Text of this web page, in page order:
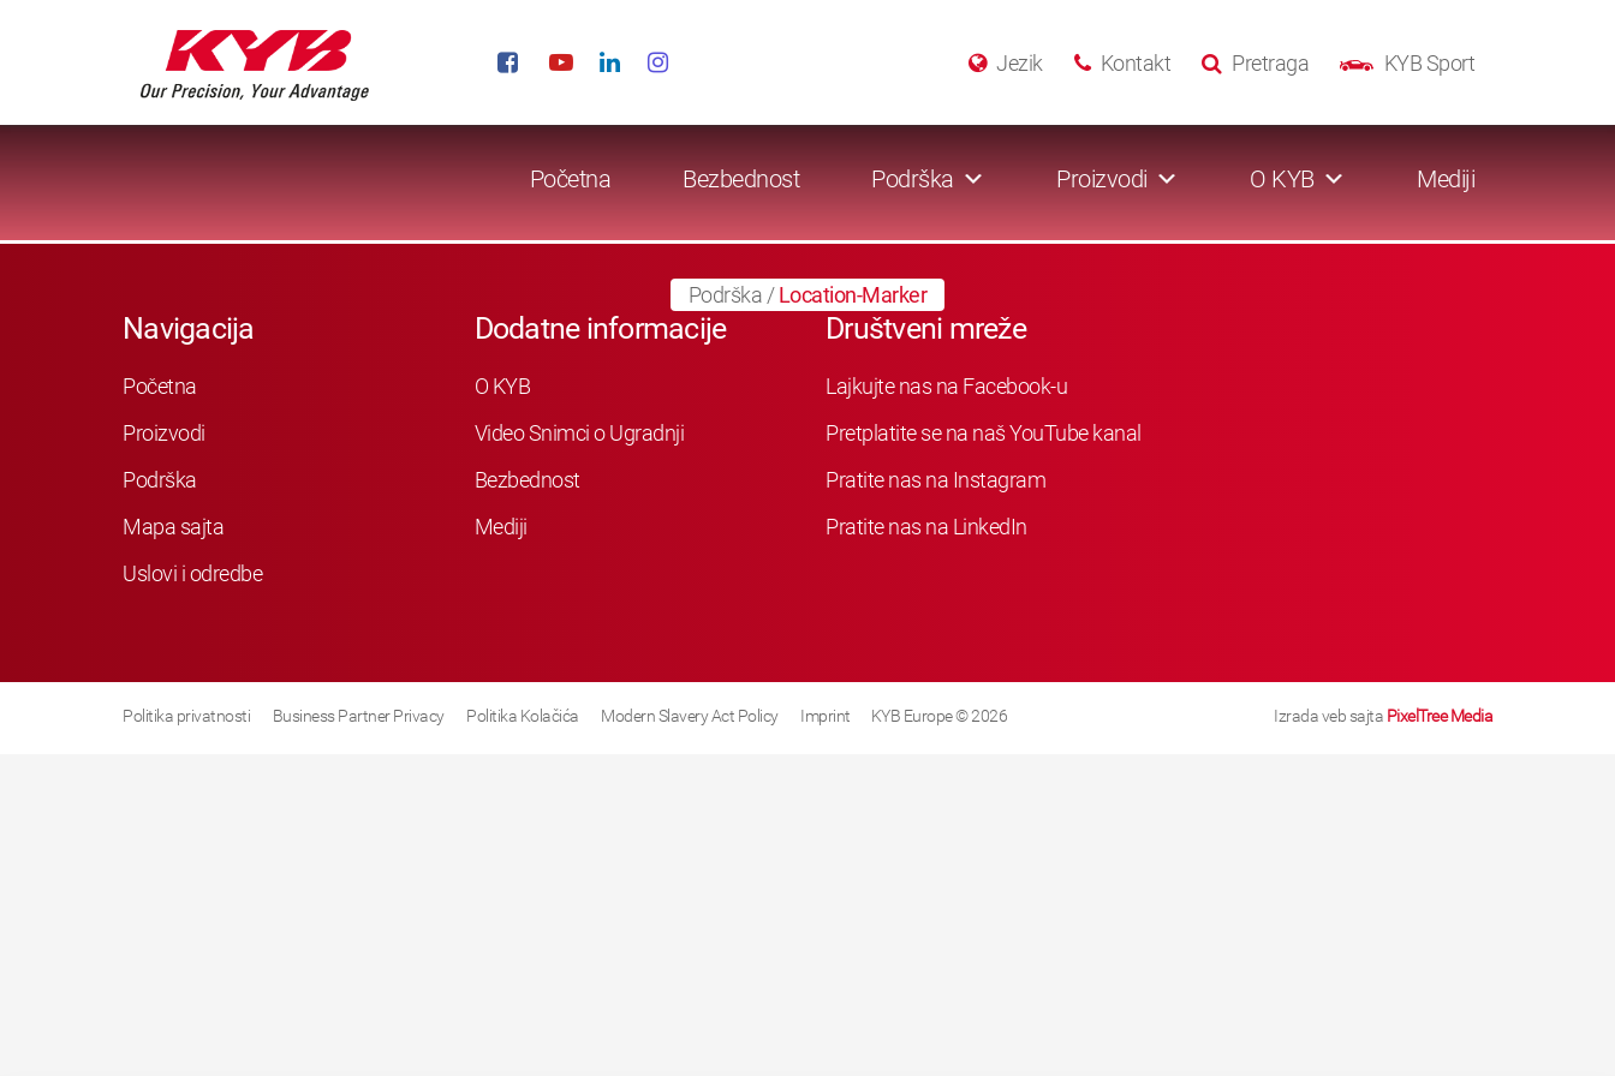
KYB Sport
Pretraga
Kontakt
Jezik
Početna Bezbednost Podrška Proizvodi O KYB Mediji
Podrška /Location-Marker
Navigacija
Početna
Proizvodi
Podrška
Mapa sajta
Uslovi i odredbe
Dodatne informacije
O KYB
Video Snimci o Ugradnji
Bezbednost
Mediji
Društveni mreže
Lajkujte nas na Facebook-u
Pretplatite se na naš YouTube kanal
Pratite nas na Instagram
Pratite nas na LinkedIn
Politika privatnosti Business Partner Privacy Politika Kolačića Modern Slavery Act Policy Imprint KYB Europe © 2026 Izrada veb sajta PixelTree Media